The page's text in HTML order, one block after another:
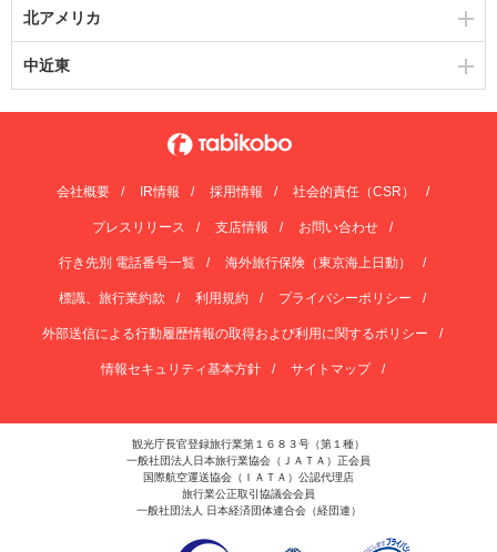
北アメリカ
中近東
会社概要 IR情報 採用情報 社会的責任（CSR）
プレスリリース 支店情報 お問い合わせ
行き先別 電話番号一覧 海外旅行保険（東京海上日動）
標識、旅行業約款 利用規約 プライバシーポリシー
外部送信による行動履歴情報の取得および利用に関するポリシー
情報セキュリティ基本方針 サイトマップ
観光庁長官登録旅行業第１６８３号（第１種）
一般社団法人日本旅行業協会（ＪＡＴＡ）正会員
国際航空運送協会（ＩＡＴＡ）公認代理店
旅行業公正取引協議会会員
一般社団法人 日本経済団体連合会（経団連）